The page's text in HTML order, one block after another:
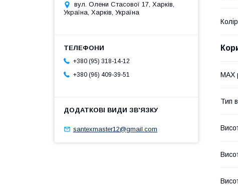
Колір
MAX
Тип
вул. Олени Стасової 17, Харків,
Україна, Харків, Україна
+380 (95) 318-14-12
+380 (96) 409-39-51
santexmaster12@gmail.com